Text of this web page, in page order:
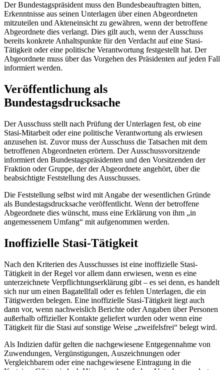
Der Bundestagspräsident muss den Bundesbeauftragten bitten,
Erkenntnisse aus seinen Unterlagen über einen Abgeordneten
mitzuteilen und Akteneinsicht zu gewähren, wenn der betroffene
Abgeordnete dies verlangt. Dies gilt auch, wenn der Ausschuss
bereits konkrete Anhaltspunkte für den Verdacht auf eine Stasi-
Tätigkeit oder eine politische Verantwortung festgestellt hat. Der
Abgeordnete muss über das Vorgehen des Präsidenten auf jeden Fall
informiert werden.
Veröffentlichung als
Bundestagsdrucksache
Der Ausschuss stellt nach Prüfung der Unterlagen fest, ob eine
Stasi-Mitarbeit oder eine politische Verantwortung als erwiesen
anzusehen ist. Zuvor muss der Ausschuss die Tatsachen mit dem
betroffenen Abgeordneten erörtern. Der Ausschussvorsitzende
informiert den Bundestagspräsidenten und den Vorsitzenden der
Fraktion oder Gruppe, der der Abgeordnete angehört, über die
beabsichtigte Feststellung des Ausschusses.
Die Feststellung selbst wird mit Angabe der wesentlichen Gründe
als Bundestagsdrucksache veröffentlicht. Wenn der betroffene
Abgeordnete dies wünscht, muss eine Erklärung von ihm „in
angemessenem Umfang“ mit aufgenommen werden.
Inoffizielle Stasi-Tätigkeit
Nach den Kriterien des Ausschusses ist eine inoffizielle Stasi-
Tätigkeit in der Regel vor allem dann erwiesen, wenn es eine
unterzeichnete Verpflichtungserklärung gibt – es sei denn, es handelt
sich nur um einen Bagatellfall oder es fehlen Unterlagen, die ein
Tätigwerden belegen. Eine inoffizielle Stasi-Tätigkeit liegt auch
dann vor, wenn nachweislich Berichte oder Angaben über Personen
außerhalb offizieller Kontakte geliefert wurden oder wenn eine
Tätigkeit für die Stasi auf sonstige Weise „zweifelsfrei“ belegt wird.
Als Indizien dafür gelten die nachgewiesene Entgegennahme von
Zuwendungen, Vergünstigungen, Auszeichnungen oder
Vergleichbarem oder eine nachgewiesene Eintragung in die